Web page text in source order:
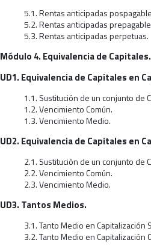
5.1. Rentas anticipadas
5.2. Rentas anticipadas
5.3. Rentas anticipadas perpetuas.
Módulo 4. Equivalencia de Capitales.
UD1. Equivalencia de Capitales en
1.1. Sustitución de un conjunto de
1.2. Vencimiento Común.
1.3. Vencimiento Medio.
UD2. Equivalencia de Capitales en
2.1. Sustitución de un conjunto de
2.2. Vencimiento Común.
2.3. Vencimiento Medio.
UD3. Tantos Medios.
3.1. Tanto Medio en Capitalización
3.2. Tanto Medio en Capitalización